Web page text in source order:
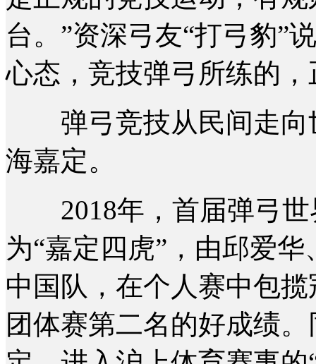
台。”资深弓友“打弓豹”
心态，竞技弹弓所练的
弹弓竞技从民间走向
海嘉定。
2018年，首届弹弓世
为“嘉定四虎”，由邱爱
中国队，在个人赛中包
团体赛第二名的好成绩